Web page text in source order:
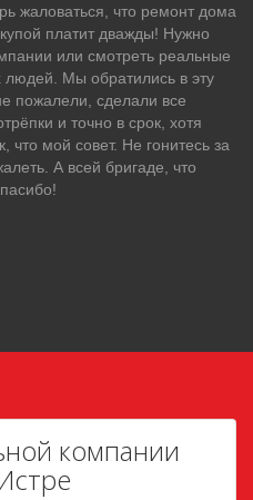
жаловаться, что ремонт дома
платит дважды! Нужно
или смотреть реальные
людей. Мы обратились в эту
пожалели, сделали все
и точно в срок, хотя
мой совет. Не гонитесь за
А всей бригаде, что
компании